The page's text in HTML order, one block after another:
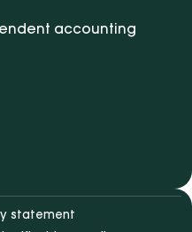
accounting
Youtube
statement